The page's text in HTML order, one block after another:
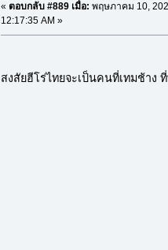
« ตอบกลับ #889 เมื่อ: พฤษภาคม 10,
12:17:35 AM »
สงสัยฮีโร่ไทยจะเป็นคนที่เทมช้าง